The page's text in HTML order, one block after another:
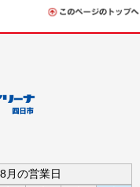
月の営業日